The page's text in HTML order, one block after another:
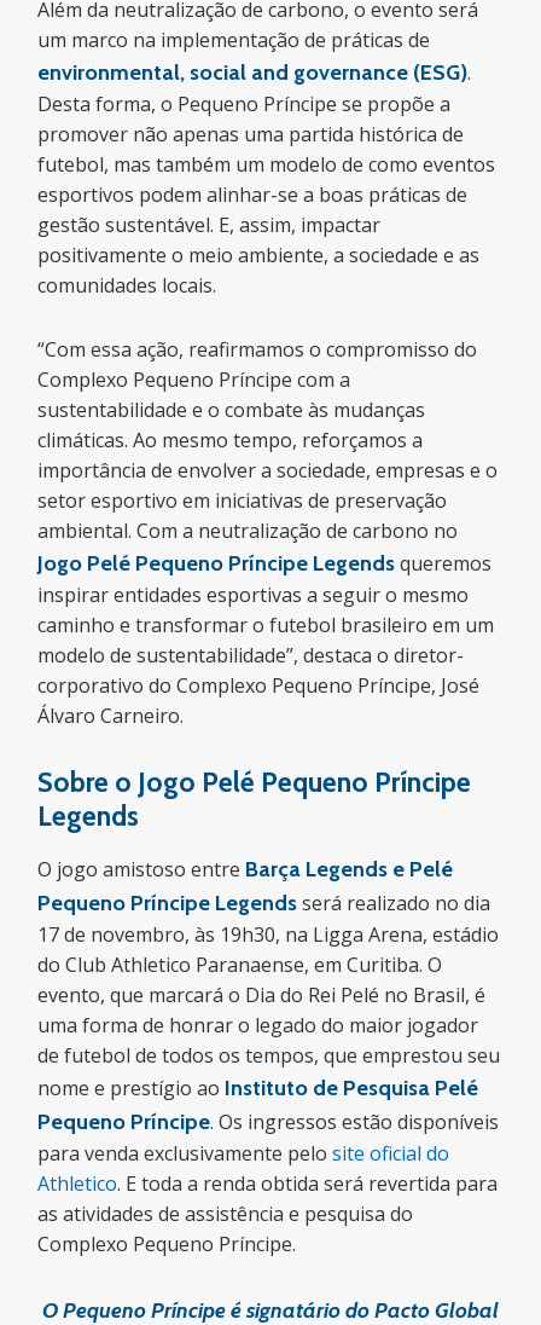
Além da neutralização de carbono, o evento será
um marco na implementação de práticas de
environmental, social and governance (ESG).
Desta forma, o Pequeno Príncipe se propõe a
promover não apenas uma partida histórica de
futebol, mas também um modelo de como eventos
esportivos podem alinhar-se a boas práticas de
gestão sustentável. E, assim, impactar
positivamente o meio ambiente, a sociedade e as
comunidades locais.
“Com essa ação, reafirmamos o compromisso do
Complexo Pequeno Príncipe com a
sustentabilidade e o combate às mudanças
climáticas. Ao mesmo tempo, reforçamos a
importância de envolver a sociedade, empresas e o
setor esportivo em iniciativas de preservação
ambiental. Com a neutralização de carbono no
Jogo Pelé Pequeno Príncipe Legendsqueremos
inspirar entidades esportivas a seguir o mesmo
caminho e transformar o futebol brasileiro em um
modelo de sustentabilidade”, destaca o diretor-
corporativo do Complexo Pequeno Príncipe, José
Álvaro Carneiro.
Sobre o Jogo Pelé Pequeno Príncipe
Legends
O jogo amistoso entre Barça Legends e Pelé
Pequeno Príncipe Legendsserá realizado no dia
17 de novembro, às 19h30, na Ligga Arena, estádio
do Club Athletico Paranaense, em Curitiba. O
evento, que marcará o Dia do Rei Pelé no Brasil, é
uma forma de honrar o legado do maior jogador
de futebol de todos os tempos, que emprestou seu
nome e prestígio ao Instituto de Pesquisa Pelé
Pequeno Príncipe. Os ingressos estão disponíveis
para venda exclusivamente pelosite oficial do
Athletico. E toda a renda obtida será revertida para
as atividades de assistência e pesquisa do
Complexo Pequeno Príncipe.
O Pequeno Príncipe é signatário do Pacto Global